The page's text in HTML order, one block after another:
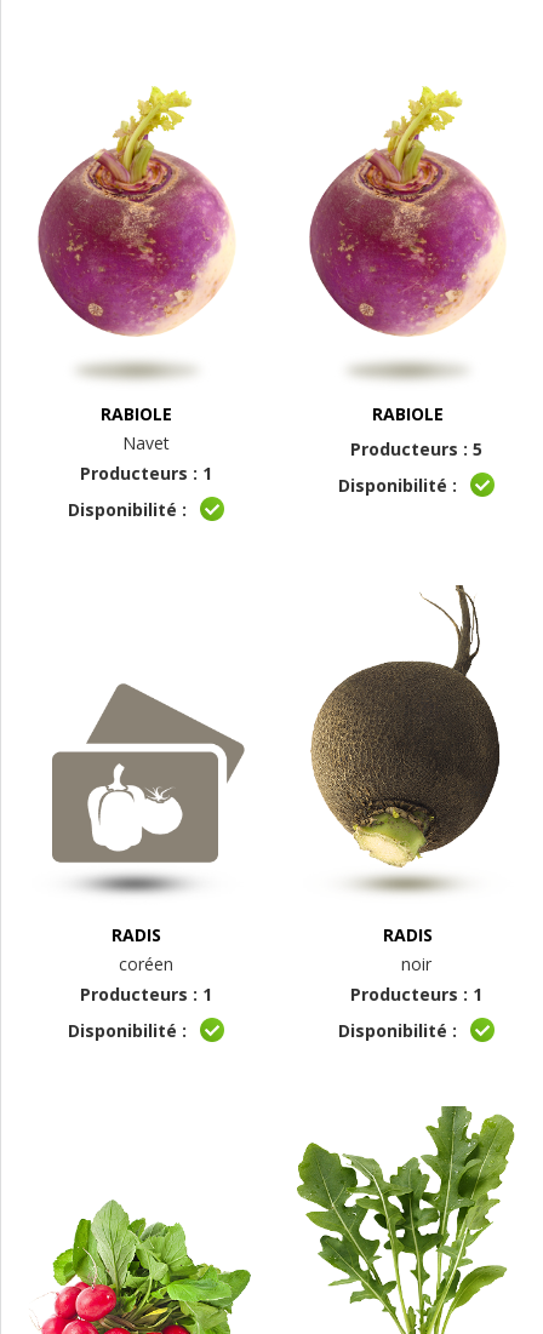
RABIOLE
Navet
Producteurs : 1
Disponibilité :
RABIOLE
Producteurs : 5
Disponibilité :
RADIS
coréen
Producteurs : 1
Disponibilité :
RADIS
noir
Producteurs : 1
Disponibilité :